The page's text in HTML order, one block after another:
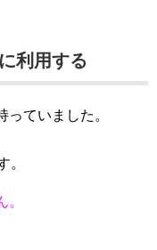
利用する
ていました。
。